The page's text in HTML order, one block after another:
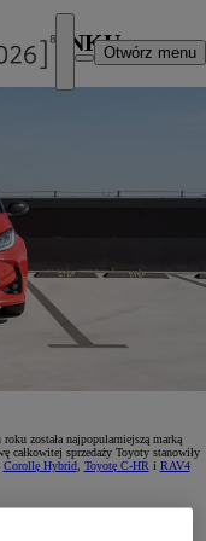
Otwórz menu
RYNKU
została najpopularniejszą marką
całkowitej sprzedaży Toyoty stanowiły
Corollę Hybrid, Toyotę C-HR i RAV4
motoryzacyjnego z 7053